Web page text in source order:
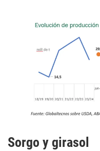
Sorgo y girasol